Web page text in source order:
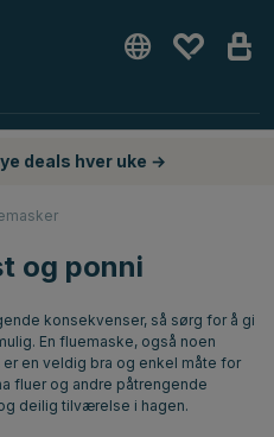
deals hver uke →
og ponni
konsekvenser, så sørg for å gi
En fluemaske, også noen
en veldig bra og enkel måte for
fluer og andre påtrengende
deilig tilværelse i hagen.